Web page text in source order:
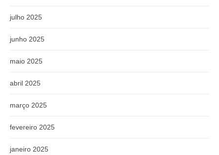
julho 2025
junho 2025
maio 2025
abril 2025
março 2025
fevereiro 2025
janeiro 2025